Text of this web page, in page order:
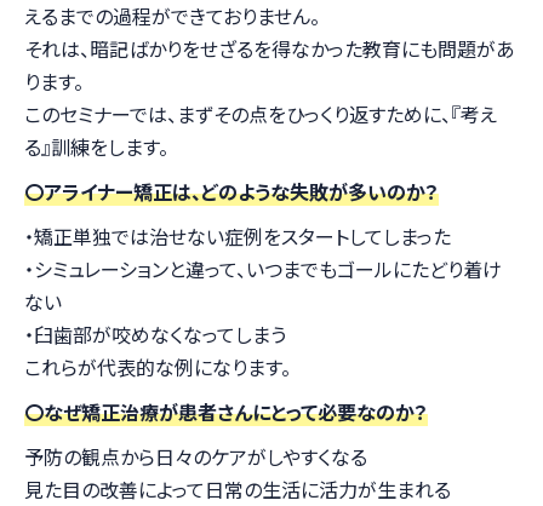
えるまでの過程ができておりません。
それは、暗記ばかりをせざるを得なかった教育にも問題があ
ります。
このセミナーでは、まずその点をひっくり返すために、『考え
る』訓練をします。
〇アライナー矯正は、どのような失敗が多いのか？
・矯正単独では治せない症例をスタートしてしまった
・シミュレーションと違って、いつまでもゴールにたどり着け
ない
・臼歯部が咬めなくなってしまう
これらが代表的な例になります。
〇なぜ矯正治療が患者さんにとって必要なのか？
予防の観点から日々のケアがしやすくなる
見た目の改善によって日常の生活に活力が生まれる